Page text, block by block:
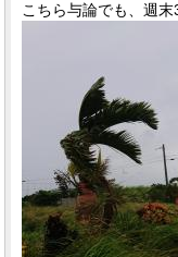
こちら与論でも、週